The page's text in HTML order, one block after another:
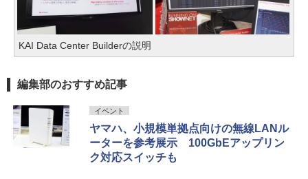
KAI Data Center Builderの説明
編集部のおすすめ記事
イベント
ヤマハ、小規模単拠点向けの無線LANル
ーターを参考展示 100GbEアップリン
ク対応スイッチも